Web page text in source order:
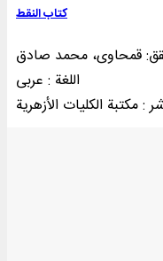
کتاب النقط
قمحاوی، محمد صادق
اللغة : عربی
: مکتبة الکلیات الأزهریة